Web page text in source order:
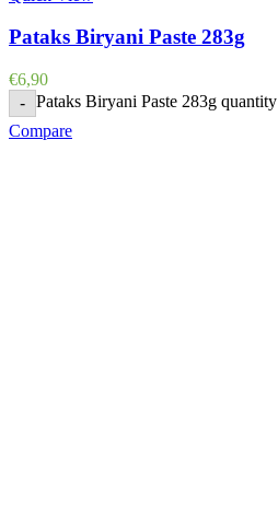
Pataks Biryani Paste 283g
€6,90
- Pataks Biryani Paste 283g quantity
Compare